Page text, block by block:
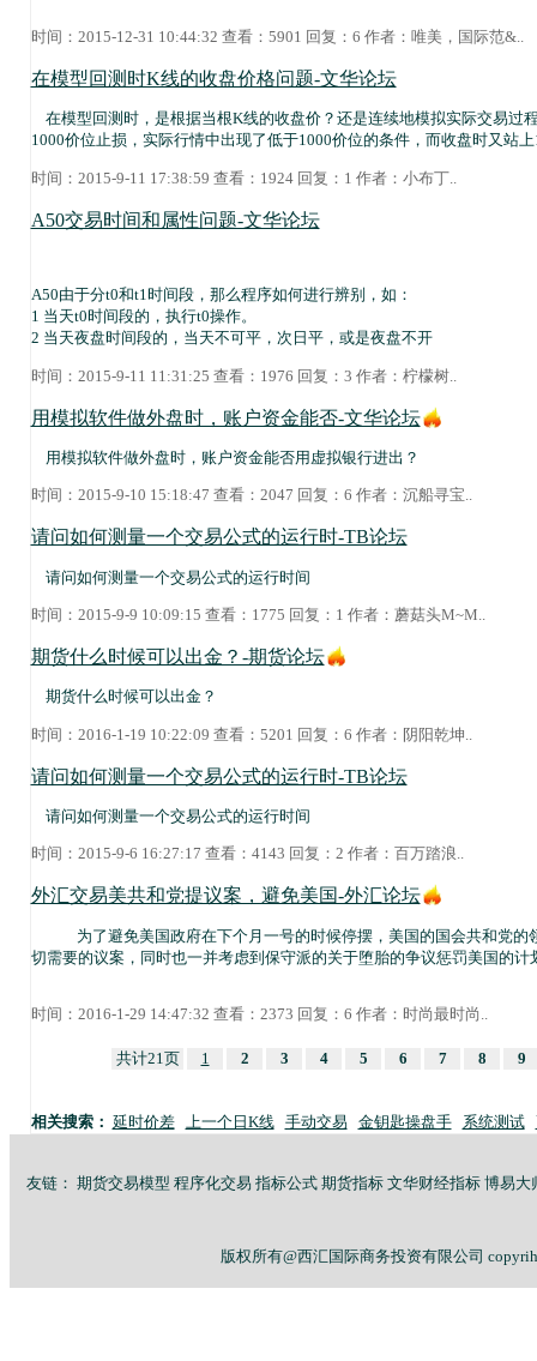
时间：2015-12-31 10:44:32 查看：5901 回复：6 作者： 唯美，国际范&..
在模型回测时K线的收盘价格问题-文华论坛
在模型回测时，是根据当根K线的收盘价？还是连续地模拟实际交易过
1000价位止损，实际行情中出现了低于1000价位的条件，而收盘时又站
时间：2015-9-11 17:38:59 查看：1924 回复：1 作者： 小布丁..
A50交易时间和属性问题-文华论坛
A50由于分t0和t1时间段，那么程序如何进行辨别，如：
1 当天t0时间段的，执行t0操作。
2 当天夜盘时间段的，当天不可平，次日平，或是夜盘不开
时间：2015-9-11 11:31:25 查看：1976 回复：3 作者： 柠檬树..
用模拟软件做外盘时，账户资金能否-文华论坛
用模拟软件做外盘时，账户资金能否用虚拟银行进出？
时间：2015-9-10 15:18:47 查看：2047 回复：6 作者： 沉船寻宝..
请问如何测量一个交易公式的运行时-TB论坛
请问如何测量一个交易公式的运行时间
时间：2015-9-9 10:09:15 查看：1775 回复：1 作者： 蘑菇头M~M
期货什么时候可以出金？-期货论坛
期货什么时候可以出金？
时间：2016-1-19 10:22:09 查看：5201 回复：6 作者： 阴阳乾坤
请问如何测量一个交易公式的运行时-TB论坛
请问如何测量一个交易公式的运行时间
时间：2015-9-6 16:27:17 查看：4143 回复：2 作者： 百万踏浪..
外汇交易美共和党提议案，避免美国-外汇论坛
为了避免美国政府在下个月一号的时候停摆，美国的国会共和党的
切需要的议案，同时也一并考虑到保守派的关于堕胎的争议惩罚美国的计
时间：2016-1-29 14:47:32 查看：2373 回复：6 作者： 时尚最时尚
共计21页 1 2 3 4 5 6 7 8 9
相关搜索： 延时价差 上一个日K线 手动交易 金钥匙操盘手 系统测试
友链： 期货交易模型 程序化交易 指标公式 期货指标 文华财经指标 博易大
版权所有@西汇国际商务投资有限公司